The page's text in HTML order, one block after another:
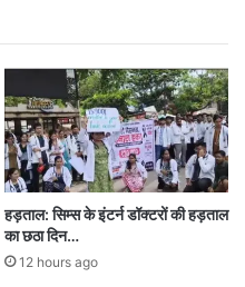
और बारिश की संभावना
में आज बादल छाए रहने के
आंधी चल सकती है।
करीब 40 डिग्री सेल्सियस
रहने का अनुमान है।
उत्तर, मध्य और दक्षिण
हड़ताल: सिम्स के इंटर्न डॉक्टरों की हड़ताल
का छठा दिन…
12 hours ago